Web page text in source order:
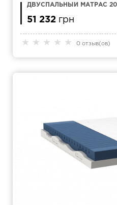
★ ★ ★ ★ ★ 0 отзыв(ов)
ДВУСПАЛЬНЫЙ МАТРАС
51 232 грн